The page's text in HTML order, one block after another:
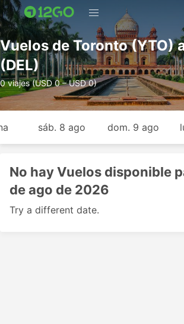
Vuelos de Toronto (YTO)
(DEL)
0 viajes (USD 0 – USD 0)
sáb. 8 ago dom. 9 ago
No hay Vuelos disponible
de ago de 2026
Try a different date.